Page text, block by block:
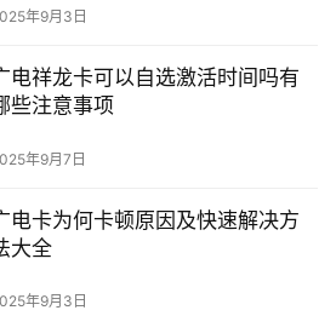
年9月3日
电祥龙卡可以自选激活时间吗有
些注意事项
年9月7日
电卡为何卡顿原因及快速解决方
大全
年9月3日